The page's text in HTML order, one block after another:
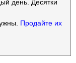
день. Десятки
Продайте их